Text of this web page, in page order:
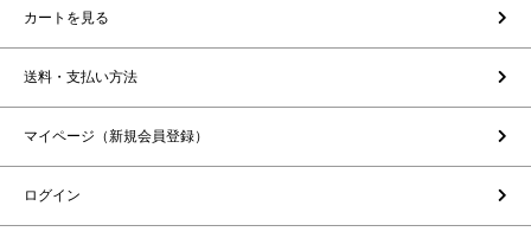
カートを見る
送料・支払い方法
マイページ（新規会員登録）
ログイン